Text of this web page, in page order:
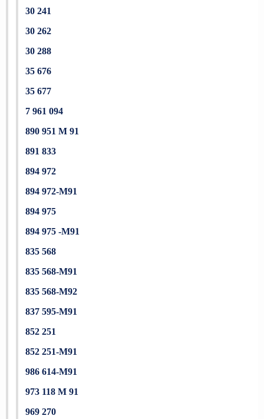
30 241
30 262
30 288
35 676
35 677
7 961 094
890 951 M 91
891 833
894 972
894 972-M91
894 975
894 975 -M91
835 568
835 568-M91
835 568-M92
837 595-M91
852 251
852 251-M91
986 614-M91
973 118 M 91
969 270